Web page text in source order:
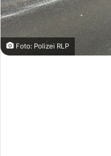
Foto: Polizei RLP